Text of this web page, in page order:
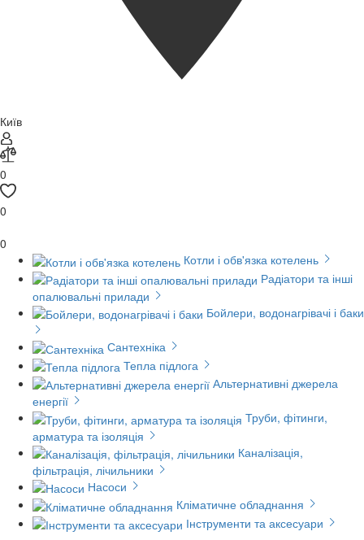
Київ
0
0
0
Котли і обв'язка котелень
Радіатори та інші
опалювальні прилади
Бойлери, водонагрівачі і баки
Сантехніка
Тепла підлога
Альтернативні джерела
енергії
Труби, фітинги,
арматура та ізоляція
Каналізація,
фільтрація, лічильники
Насоси
Кліматичне обладнання
Інструменти та аксесуари